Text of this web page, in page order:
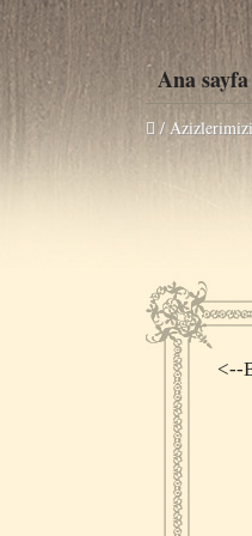
Ana sayfa
/
<--